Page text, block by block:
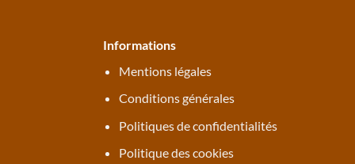
Informations
Mentions légales
Conditions générales
Politiques de confidentialités
Politique des cookies